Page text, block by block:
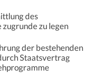
des
zu legen
der bestehenden
Staatsvertrag